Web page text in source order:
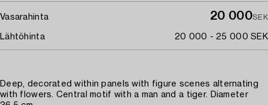
Vasarahinta 20 000SEK
Lähtöhinta 20 000 - 25 000 SEK
Deep, decorated within panels with figure scenes alternating
with flowers. Central motif with a man and a tiger. Diameter